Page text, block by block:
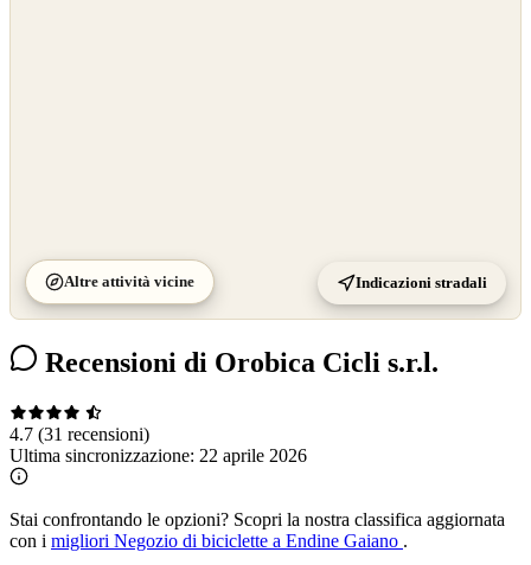
Altre attività vicine Indicazioni stradali
Recensioni di Orobica Cicli s.r.l.
4.7 (31 recensioni)
Ultima sincronizzazione: 22 aprile 2026
Stai confrontando le opzioni? Scopri la nostra classifica aggiornata
con i migliori Negozio di biciclette a Endine Gaiano .